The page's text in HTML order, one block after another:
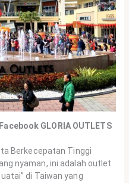
GLORIA OUTLETS
Berkecepatan Tinggi
nyaman, ini adalah outlet
di Taiwan yang